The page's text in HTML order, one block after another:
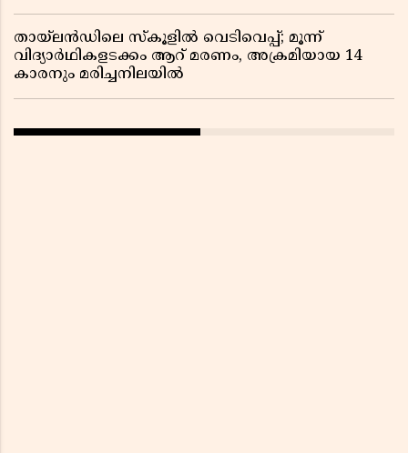
തായ്‌ലൻഡിലെ സ്‌കൂളിൽ വെടിവെപ്പ്; മൂന്ന്
വിദ്യാർഥികളടക്കം ആറ് മരണം, അക്രമിയായ 14
കാരനും മരിച്ചനിലയിൽ